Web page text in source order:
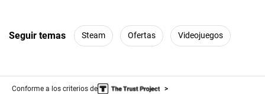
Seguir temas Steam Ofertas Videojuegos
Conforme a los criterios de